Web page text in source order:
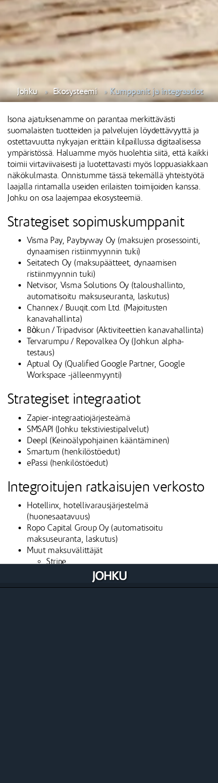
Johku Ekosysteemi Kumppanit ja integraatiot
Isona ajatuksenamme on parantaa merkittävästi
suomalaisten tuotteiden ja palvelujen löydettävyyttä ja
ostettavuutta nykyajan erittäin kilpaillussa digitaalisessa
ympäristössä. Haluamme myös huolehtia siitä, että kaikki
toimii virtaviivaisesti ja luotettavasti myös loppuasiakkaan
näkökulmasta. Onnistumme tässä tekemällä yhteistyötä
laajalla rintamalla useiden erilaisten toimijoiden kanssa.
Johku on osa laajempaa ekosysteemiä.
Strategiset sopimuskumppanit
Visma Pay, Paybyway Oy (maksujen prosessointi,
dynaamisen ristiinmyynnin tuki)
Seitatech Oy (maksupäätteet, dynaamisen
ristiinmyynnin tuki)
Netvisor, Visma Solutions Oy (taloushallinto,
automatisoitu maksuseuranta, laskutus)
Channex / Buuqit.com Ltd. (Majoitusten
kanavahallinta)
Bòkun / Tripadvisor (Aktiviteettien kanavahallinta)
Tervarumpu / Repovalkea Oy (Johkun alpha-
testaus)
Aptual Oy (Qualified Google Partner, Google
Workspace -jälleenmyynti)
Strategiset integraatiot
Zapier-integraatiojärjesteämä
SMSAPI (Johku tekstiviestipalvelut)
Deepl (Keinoälypohjainen kääntäminen)
Smartum (henkilöstöedut)
ePassi (henkilöstöedut)
Integroitujen ratkaisujen verkosto
Hotellinx, hotellivarausjärjestelmä
(huonesaatavuus)
Ropo Capital Group Oy (automatisoitu
maksuseuranta, laskutus)
Muut maksuvälittäjät
Stripe
Alipay (Stripen kautta)